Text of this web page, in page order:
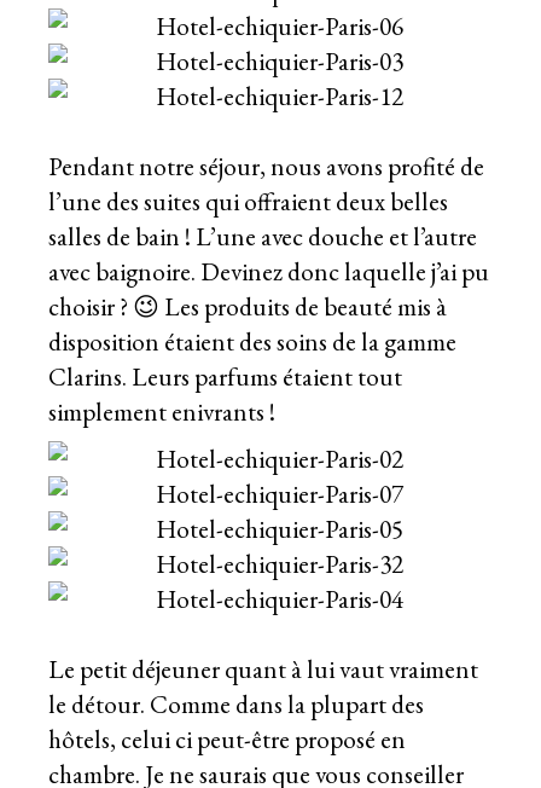
Pendant notre séjour, nous avons profité de
l’une des suites qui offraient deux belles
salles de bain ! L’une avec douche et l’autre
avec baignoire. Devinez donc laquelle j’ai pu
choisir ? 😉 Les produits de beauté mis à
disposition étaient des soins de la gamme
Clarins. Leurs parfums étaient tout
simplement enivrants !
Le petit déjeuner quant à lui vaut vraiment
le détour. Comme dans la plupart des
hôtels, celui ci peut-être proposé en
chambre. Je ne saurais que vous conseiller